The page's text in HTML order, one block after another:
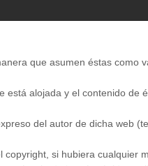
que asumen éstas como
alojada y el contenido de
del autor de dicha web
si hubiera cualquier